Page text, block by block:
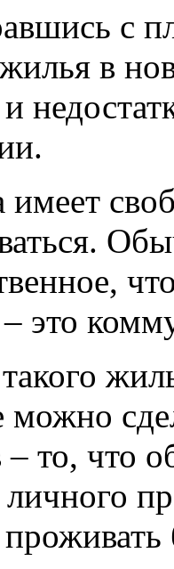
с
в
имеет
это
можно
то, что